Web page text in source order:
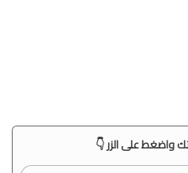
واضغط على الزر 👇